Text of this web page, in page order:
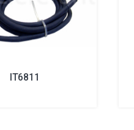
IT6811